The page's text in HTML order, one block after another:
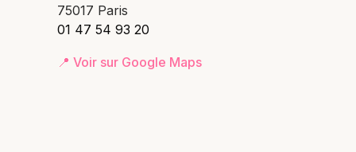
75017 Paris
01 47 54 93 20
📍 Voir sur Google Maps